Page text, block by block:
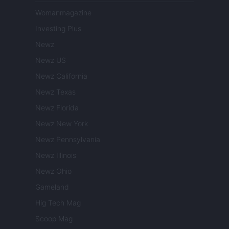
Womanmagazine
Investing Plus
Newz
Newz US
Newz California
Newz Texas
Newz Florida
Newz New York
Newz Pennsylvania
Newz Illinois
Newz Ohio
Gameland
Hig Tech Mag
Scoop Mag